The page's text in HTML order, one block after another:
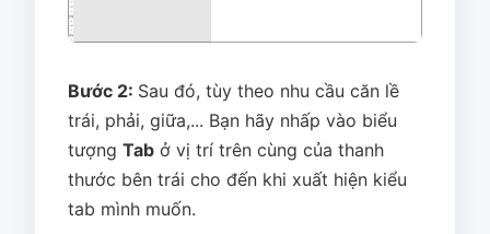
Bước 2: Sau đó, tùy theo nhu cầu căn lề
trái, phải, giữa,... Bạn hãy nhấp vào biểu
tượng Tab ở vị trí trên cùng của thanh
thước bên trái cho đến khi xuất hiện kiểu
tab mình muốn.